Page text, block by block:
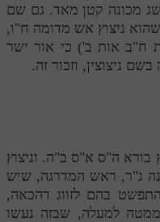
מכונה קטן מאד. גם שם
ניצוץ אש מדומה ח"ו,
ח"ב אות ב') כי אור ישר
ניצוצין, וזכור זה.
בורא ה"ס א"ס ב"ה. וניצוץ
ג"ר, ראש המדרגה, שיש
בהם לזווג דהכאה,
למעלה, שבזה נעשו